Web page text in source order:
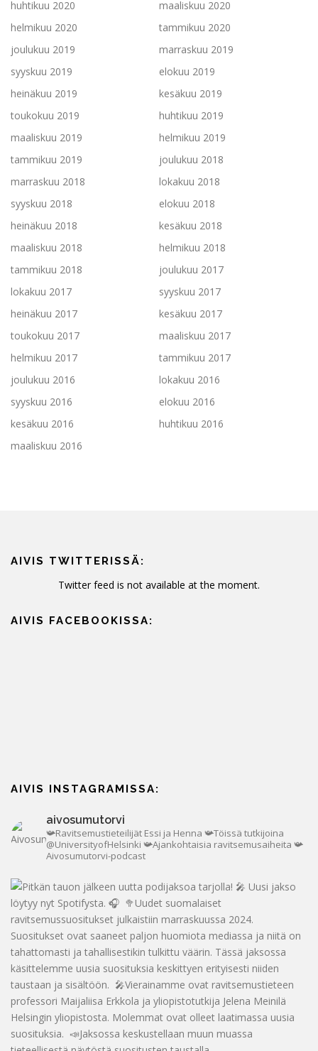
huhtikuu 2020
maaliskuu 2020
helmikuu 2020
tammikuu 2020
joulukuu 2019
marraskuu 2019
syyskuu 2019
elokuu 2019
heinäkuu 2019
kesäkuu 2019
toukokuu 2019
huhtikuu 2019
maaliskuu 2019
helmikuu 2019
tammikuu 2019
joulukuu 2018
marraskuu 2018
lokakuu 2018
syyskuu 2018
elokuu 2018
heinäkuu 2018
kesäkuu 2018
maaliskuu 2018
helmikuu 2018
tammikuu 2018
joulukuu 2017
lokakuu 2017
syyskuu 2017
heinäkuu 2017
kesäkuu 2017
toukokuu 2017
maaliskuu 2017
helmikuu 2017
tammikuu 2017
joulukuu 2016
lokakuu 2016
syyskuu 2016
elokuu 2016
kesäkuu 2016
huhtikuu 2016
maaliskuu 2016
AIVIS TWITTERISSÄ:
Twitter feed is not available at the moment.
AIVIS FACEBOOKISSA:
AIVIS INSTAGRAMISSA:
aivosumutorvi
📯Ravitsemustieteilijät Essi ja Henna 📯Töissä tutkijoina
@UniversityofHelsinki 📯Ajankohtaisia ravitsemusaiheita 📯
Aivosumutorvi-podcast